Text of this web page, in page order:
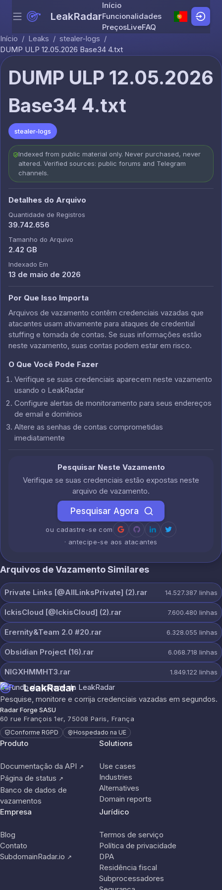
Skip to content
Menu LeakRadar
Início
Funcionalidades
PreçosLiveFAQ
Início / Leaks / stealer-logs /
DUMP ULP 12.05.2026 Base34 4.txt
DUMP ULP 12.05.2026
Base34 4.txt
stealer-logs
Indexed from public material only. Never purchased, never
altered. Verified sources: public forums and Telegram
channels.
Detalhes do Arquivo
Quantidade de Registros
39.742.656
Tamanho do Arquivo
2.42 GB
Indexado Em
13 de maio de 2026
Por Que Isso Importa
Arquivos de vazamento contêm credenciais vazadas que
atacantes usam ativamente para ataques de credential
stuffing e tomada de contas. Se suas informações estão
neste vazamento, suas contas podem estar em risco.
O Que Você Pode Fazer
Verifique se suas credenciais aparecem neste vazamento
usando o LeakRadar
Configure alertas de monitoramento para seus endereços
de email e domínios
Altere as senhas de contas comprometidas
imediatamente
Pesquisar Neste Vazamento
Verifique se suas credenciais estão expostas neste
arquivo de vazamento.
Pesquisar Agora
ou cadastre-se com
· antecipe-se aos atacantes
Arquivos de Vazamento Similares
Private Links [@AllLinksPrivate] (2).rar 14.527.387 linhas
IckisCloud [@IckisCloud] (2).rar 7.600.480 linhas
Erernity&Team 2.0 #20.rar 6.328.055 linhas
Obsidian Project (16).rar 6.068.718 linhas
NIGXHMMHT3.rar 1.849.122 linhas
LeakRadar
Pesquise, monitore e corrija credenciais vazadas em segundos.
Radar Forge SASU
60 rue François 1er, 75008 Paris, França
Conforme RGPD Hospedado na UE
Produto
Documentação da API ↗
Página de status ↗
Banco de dados de
vazamentos
Solutions
Use cases
Industries
Alternatives
Domain reports
Empresa
Blog
Contato
SubdomainRadar.io ↗
Jurídico
Termos de serviço
Política de privacidade
DPA
Residência fiscal
Subprocessadores